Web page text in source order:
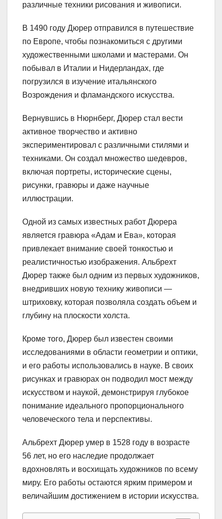
различные техники рисования и живописи.
В 1490 году Дюрер отправился в путешествие
по Европе, чтобы познакомиться с другими
художественными школами и мастерами. Он
побывал в Италии и Нидерландах, где
погрузился в изучение итальянского
Возрождения и фламандского искусства.
Вернувшись в Нюрнберг, Дюрер стал вести
активное творчество и активно
экспериментировал с различными стилями и
техниками. Он создал множество шедевров,
включая портреты, исторические сцены,
рисунки, гравюры и даже научные
иллюстрации.
Одной из самых известных работ Дюрера
является гравюра «Адам и Ева», которая
привлекает внимание своей тонкостью и
реалистичностью изображения. Альбрехт
Дюрер также был одним из первых художников,
внедривших новую технику живописи —
штриховку, которая позволяла создать объем и
глубину на плоскости холста.
Кроме того, Дюрер был известен своими
исследованиями в области геометрии и оптики,
и его работы использовались в науке. В своих
рисунках и гравюрах он подводил мост между
искусством и наукой, демонстрируя глубокое
понимание идеального пропорционального
человеческого тела и перспективы.
Альбрехт Дюрер умер в 1528 году в возрасте
56 лет, но его наследие продолжает
вдохновлять и восхищать художников по всему
миру. Его работы остаются ярким примером и
величайшим достижением в истории искусства.